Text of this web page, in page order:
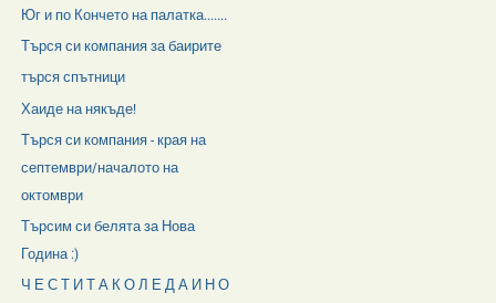
Юг и по Кончето на палатка.......
Търся си компания за баирите
търся спътници
Хаиде на някъде!
Търся си компания - края на
септември/началото на
октомври
Търсим си белята за Нова
Година :)
Ч Е С Т И Т А К О Л Е Д А И Н О